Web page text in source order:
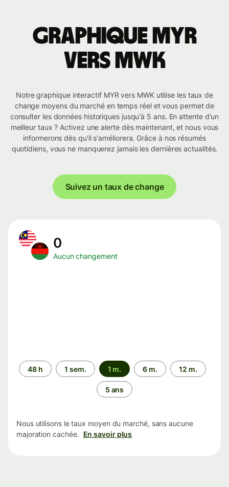
Graphique MYR
vers MWK
Notre graphique interactif MYR vers MWK utilise les taux de
change moyens du marché en temps réel et vous permet de
consulter les données historiques jusqu'à 5 ans. En attente d'un
meilleur taux ? Activez une alerte dès maintenant, et nous vous
informerons dès qu'il s'améliorera. Grâce à nos résumés
quotidiens, vous ne manquerez jamais les dernières actualités.
Suivez un taux de change
0
Aucun changement
Période
48 h 1 sem. 1 m. 6 m. 12 m.
5 ans
Nous utilisons le taux moyen du marché, sans aucune
majoration cachée. En savoir plus